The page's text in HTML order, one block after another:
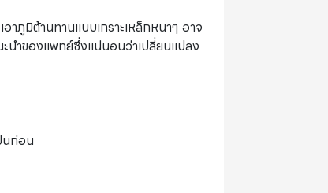
ภูมิต้านทานแบบเกราะเหล็กหนาๆ อาจ
นำของแพทย์ซึ่งแน่นอนว่าเปลี่ยนแปลง
นก่อน